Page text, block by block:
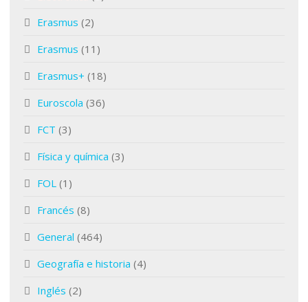
Erasmus (2)
Erasmus (11)
Erasmus+ (18)
Euroscola (36)
FCT (3)
Física y química (3)
FOL (1)
Francés (8)
General (464)
Geografía e historia (4)
Inglés (2)